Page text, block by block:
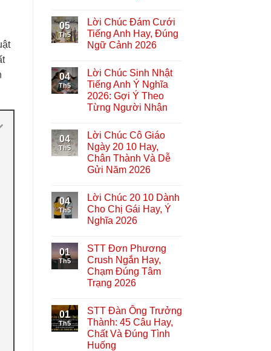
05
Th5
Lời Chúc Đám Cưới
Tiếng Anh Hay, Đúng
Ngữ Cảnh 2026
04
Th5
Lời Chúc Sinh Nhật
Tiếng Anh Ý Nghĩa
2026: Gợi Ý Theo
Từng Người Nhận
04
Th5
Lời Chúc Cô Giáo
Ngày 20 10 Hay,
Chân Thành Và Dễ
Gửi Năm 2026
04
Th5
Lời Chúc 20 10 Dành
Cho Chị Gái Hay, Ý
Nghĩa 2026
01
Th5
STT Đơn Phương
Crush Ngắn Hay,
Chạm Đúng Tâm
Trạng 2026
01
Th5
STT Đàn Ông Trưởng
Thành: 45 Câu Hay,
Chất Và Đúng Tình
Huống